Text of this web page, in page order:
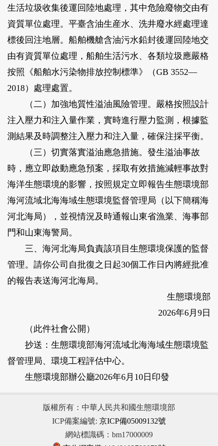
生活垃圾收集後運回陸地處理，其中危險廢物交由有
資質單位處理。平臺含油生産水、洗井廢水經處理達
標後回注地層。船舶機艙含油污水鉛封後運回陸地交
由有資質單位處理，船舶生活污水、各類垃圾應嚴格
按照《船舶水污染物排放控制標準》（GB 3552—
2018）處理處置。
（二）加強地質性溢油風險管理。嚴格按照設計
注入壓力和注入量作業，實時進行壓力監測，根據監
測結果及時調整注入壓力和注入量，確保注採平衡。
（三）切實落實溢油應急措施。發生溢油事故
時，應立即啟動應急預案，採取有效措施減輕事故對
海洋生態環境的影響，按照規定立即報告生態環境部
海河流域北海海域生態環境監督管理局（以下簡稱海
河北海局），並視情況及時通報山東省漁業、海事部
門和山東海警局。
三、海河北海局負責該項目生態環境保護的監督
管理。請你公司自批復之日起30個工作日內將經批准
的報告表送海河北海局。
生態環境部
2026年6月9日
（此件社會公開）
抄送：生態環境部海河流域北海海域生態環境監
督管理局、環境工程評估中心。
生態環境部辦公廳2026年6月10日印發
版權所有：中華人民共和國生態環境部
ICP備案編號: 京ICP備05009132號
網站標識碼：bm17000009